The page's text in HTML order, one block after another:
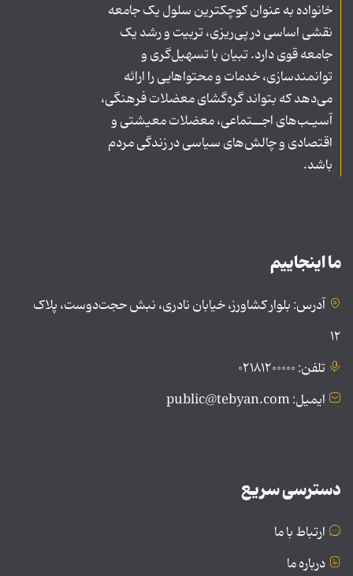
خانواده به عنوان کوچکترین سلول یک جامعه
نقشی اساسی در پی‌ریزی، تربیت و رشد یک
جامعه قوی دارد. تبیان با تسهیل‌گری و
توانمندسازی، خدمات و محتواهایی را ارائه
می‌دهد که بتواند گره‌گشای معضلات فرهنگی،
آسیـب‌های اجــتماعی، معضلات معیشتی و
اقتصادی و چالش‌های سیاسی در زندگی مردم
باشد.
ما اینجاییم
آدرس: بلوار کشاورز، خیابان نادری، نبش حجت‌دوست، پلاک
۱۲
تلفن: ۰۲۱۸۱۲۰۰۰۰۰
ایمیل: public@tebyan.com
دسترسی سریع
ارتباط با ما
درباره ما